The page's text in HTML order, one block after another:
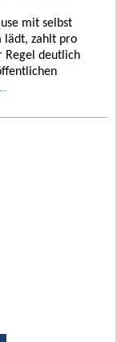
mit selbst
lädt, zahlt pro
Regel deutlich